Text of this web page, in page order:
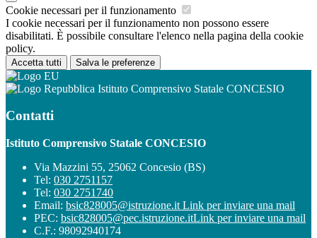
Cookie necessari per il funzionamento
I cookie necessari per il funzionamento non possono essere
disabilitati. È possibile consultare l'elenco nella pagina della cookie
policy.
Accetta tutti Salva le preferenze
Istituto Comprensivo Statale CONCESIO
Contatti
Istituto Comprensivo Statale CONCESIO
Via Mazzini 55, 25062 Concesio (BS)
Tel: 030 2751157
Tel: 030 2751740
Email: bsic828005@istruzione.it Link per inviare una mail
PEC: bsic828005@pec.istruzione.itLink per inviare una mail
C.F.: 98092940174